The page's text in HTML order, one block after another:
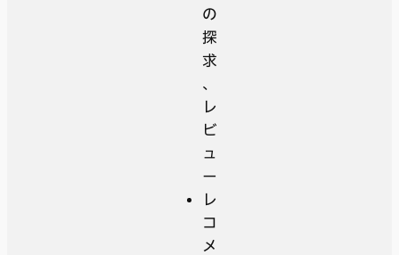
の
探
求
、
レ
ビ
ュ
ー
レ
コ
メ